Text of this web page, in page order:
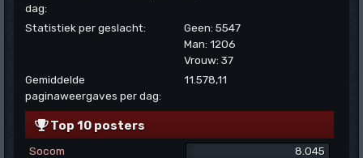
dag:
Statistiek per geslacht:
Geen: 5547
Man: 1206
Vrouw: 37
Gemiddelde
paginaweergaves per dag:
11.578,11
Top 10 posters
Socom
8.045